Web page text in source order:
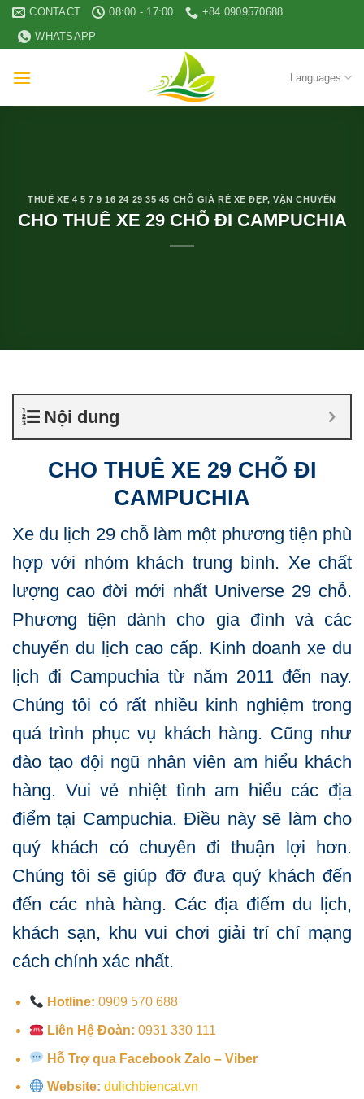
Skip
content
CONTACT 08:00 - 17:00
+84 0909570688
WHATSAPP
Languages
THUÊ XE 4 5 7 9 16 24 29 35 45 CHỖ GIÁ RẺ XE ĐẸP,VẬN CHUYỂN
CHO THUÊ XE 29 CHỖ ĐI CAMPUCHIA
Nội dung
CHO THUÊ XE 29 CHỖ ĐI
CAMPUCHIA
Xe du lịch 29 chỗ làm một phương tiện phù
hợp với nhóm khách trung bình. Xe chất
lượng cao đời mới nhất Universe 29 chỗ.
Phương tiện dành cho gia đình và các
chuyến du lịch cao cấp. Kinh doanh xe du
lịch đi Campuchia từ năm 2011 đến nay.
Chúng tôi có rất nhiều kinh nghiệm trong
quá trình phục vụ khách hàng. Cũng như
đào tạo đội ngũ nhân viên am hiểu khách
hàng. Vui vẻ nhiệt tình am hiểu các địa
điểm tại Campuchia. Điều này sẽ làm cho
quý khách có chuyến đi thuận lợi hơn.
Chúng tôi sẽ giúp đỡ đưa quý khách đến
đến các nhà hàng. Các địa điểm du lịch,
khách sạn, khu vui chơi giải trí chí mạng
cách chính xác nhất.
Hotline: 0909 570 688
Liên Hệ Đoàn: 0931 330 111
Hỗ Trợ qua Facebook Zalo – Viber
Website: dulichbiencat.vn